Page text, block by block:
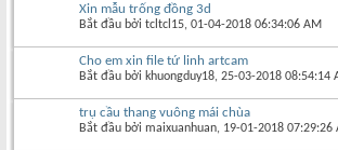
Xin mẫu trống đồng 3d
Bắt đầu bởi tcltcl15‎, 01-04-2018 06:34:06 AM
Cho em xin file tứ linh artcam
Bắt đầu bởi khuongduy18‎, 25-03-2018 08:54:14
trụ cầu thang vuông mái chùa
Bắt đầu bởi maixuanhuan‎, 19-01-2018 07:29:26